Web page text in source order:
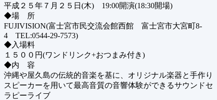
平成２５年７月２５日(木) 19:00開演(18:30開場)
◆場 所
FUJIVISION(富士宮市民交流会館西館 富士宮市大宮町8-
4 TEL:0544-29-7573)
◆入場料
１５００円(ワンドリンク+おつまみ付き)
◆内 容
沖縄や屋久島の伝統的音楽を基に、オリジナル楽器と手作り
スピーカーを用いて最高音質の音響体験ができるサウンドセ
ラピーライブ